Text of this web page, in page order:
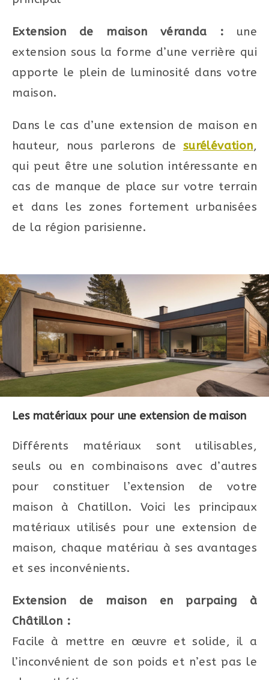
Extension de maison véranda : une
extension sous la forme d’une verrière qui
apporte le plein de luminosité dans votre
maison.
Dans le cas d’une extension de maison en
hauteur, nous parlerons de surélévation,
qui peut être une solution intéressante en
cas de manque de place sur votre terrain
et dans les zones fortement urbanisées
de la région parisienne.
Les matériaux pour une extension de maison
Différents matériaux sont utilisables,
seuls ou en combinaisons avec d’autres
pour constituer l’extension de votre
maison à Chatillon. Voici les principaux
matériaux utilisés pour une extension de
maison, chaque matériau à ses avantages
et ses inconvénients.
Extension de maison en parpaing à
Châtillon :
Facile à mettre en œuvre et solide, il a
l’inconvénient de son poids et n’est pas le